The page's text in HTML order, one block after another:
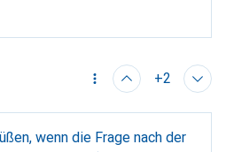
nicht behalten, wenn ich es
Wisst Ihr bereits mehr?
+2
wenn die Frage nach der